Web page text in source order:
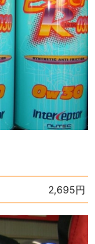
2,695円